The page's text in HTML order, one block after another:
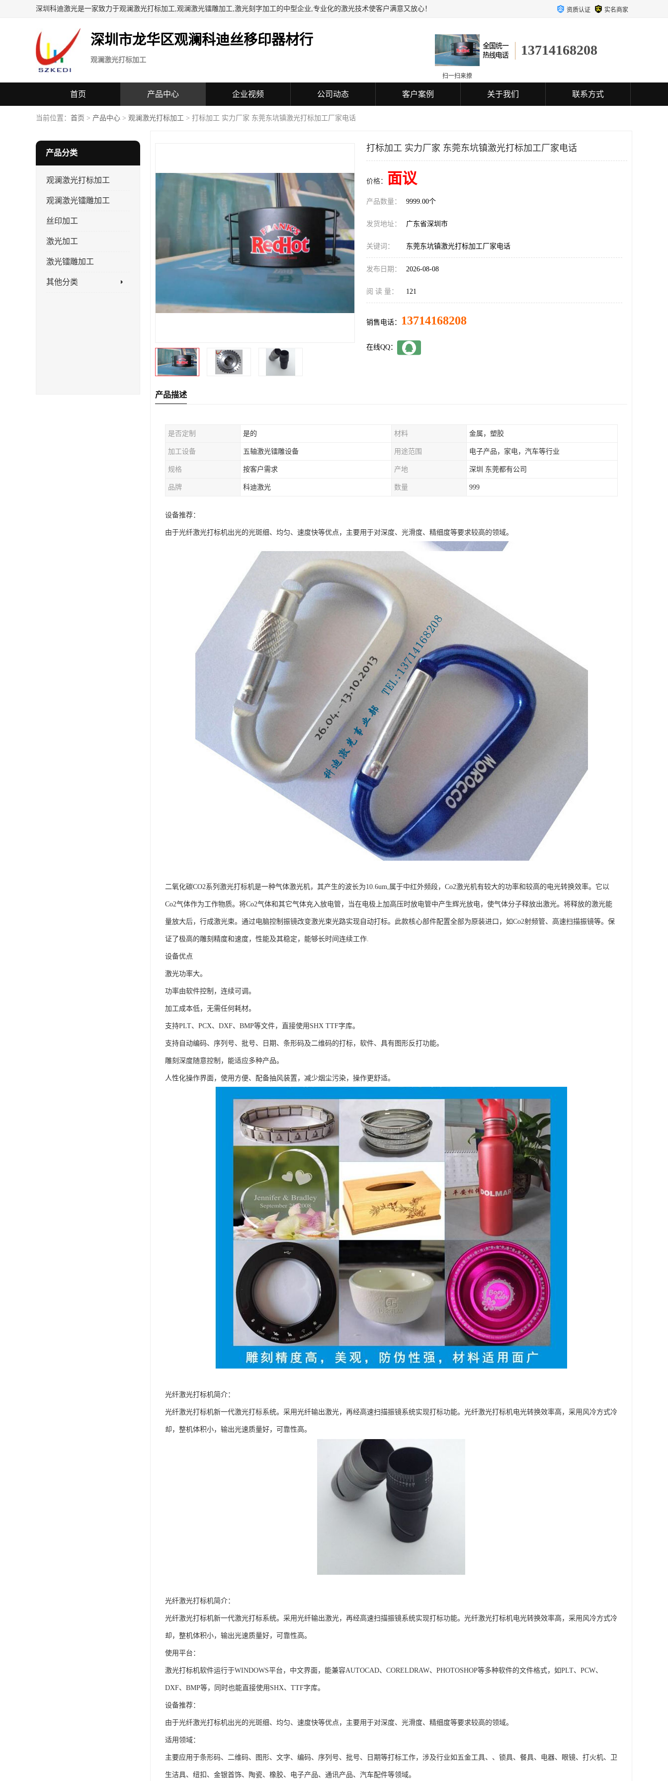
深圳科迪激光是一家致力于观澜激光打标加工,观澜激光镭雕加工,激光刻字加工的中型企业,专业化的激光技术使客户满意又放心！ 资质认证 实名商家
深圳市龙华区观澜科迪丝移印器材行
观澜激光打标加工
13714168208
扫一扫来撩
首页 产品中心 企业视频 公司动态 客户案例 关于我们 联系方式
当前位置： 首页 > 产品中心 > 观澜激光打标加工 > 打标加工 实力厂家 东莞东坑镇激光打标加工厂家电话
产品分类
观澜激光打标加工
观澜激光镭雕加工
丝印加工
激光加工
激光镭雕加工
其他分类
打标加工 实力厂家 东莞东坑镇激光打标加工厂家电话
价格： 面议
产品数量： 9999.00个
发货地址： 广东省深圳市
关键词： 东莞东坑镇激光打标加工厂家电话
发布日期： 2026-08-08
阅 读 量： 121
销售电话： 13714168208
在线QQ：
产品描述
是否定制 是的 材料 金属，塑胶
加工设备 五轴激光镭雕设备 用途范围 电子产品，家电，汽车等行业
规格 按客户需求 产地 深圳 东莞都有公司
品牌 科迪激光 数量 999
设备推荐：
由于光纤激光打标机出光的光斑细、均匀、速度快等优点，主要用于对深度、光滑度、精细度等要求较高的领域。
二氧化碳CO2系列激光打标机是一种气体激光机，其产生的波长为10.6um,属于中红外频段，Co2激光机有较大的功率和较高的电光转换效率。它以
Co2气体作为工作物质。将Co2气体和其它气体充入放电管，当在电极上加高压时放电管中产生辉光放电，使气体分子释放出激光。将释放的激光能
量放大后，行成激光束。通过电脑控制振镜改变激光束光路实现自动打标。此款核心部件配置全部为原装进口，如Co2射频管、高速扫描振镜等。保
证了极高的雕刻精度和速度，性能及其稳定，能够长时间连续工作.
设备优点
激光功率大。
功率由软件控制，连续可调。
加工成本低，无需任何耗材。
支持PLT、PCX、DXF、BMP等文件，直接使用SHX TTF字库。
支持自动编码、序列号、批号、日期、条形码及二维码的打标，软件、具有图形反打功能。
雕刻深度随意控制，能适应多种产品。
人性化操作界面，使用方便、配备抽风装置，减少烟尘污染，操作更舒适。
光纤激光打标机简介：
光纤激光打标机新一代激光打标系统。采用光纤输出激光，再经高速扫描振镜系统实现打标功能。光纤激光打标机电光转换效率高，采用风冷方式冷
却，整机体积小，输出光速质量好，可靠性高。
光纤激光打标机简介：
光纤激光打标机新一代激光打标系统。采用光纤输出激光，再经高速扫描振镜系统实现打标功能。光纤激光打标机电光转换效率高，采用风冷方式冷
却，整机体积小，输出光速质量好，可靠性高。
使用平台：
激光打标机软件运行于WINDOWS平台，中文界面，能兼容AUTOCAD、CORELDRAW、PHOTOSHOP等多种软件的文件格式，如PLT、PCW、
DXF、BMP等，同时也能直接使用SHX、TTF字库。
设备推荐：
由于光纤激光打标机出光的光斑细、均匀、速度快等优点，主要用于对深度、光滑度、精细度等要求较高的领域。
适用领域：
主要应用于条形码、二维码、图形、文字、编码、序列号、批号、日期等打标工作，涉及行业如五金工具、、锁具、餐具、电器、眼镜、打火机、卫
生洁具、纽扣、金银首饰、陶瓷、橡胶、电子产品、通讯产品、汽车配件等领域。